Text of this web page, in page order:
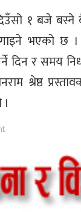
१ बजे बस्ने
लगाइने
दिन र समय
श्रेष्ठ